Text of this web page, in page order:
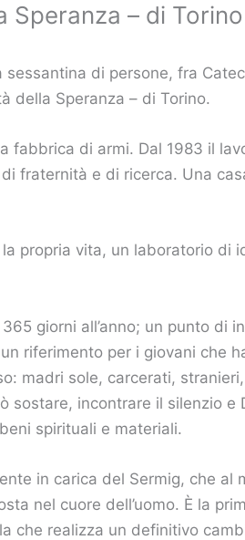
Speranza – di Torino
di persone, fra
della Speranza – di Torino.
fabbrica di armi. Dal 1983 il
fraternità e di ricerca. Una
propria vita, un laboratorio di
giorni all’anno; un punto di
riferimento per i giovani che
madri sole, carcerati,
sostare, incontrare il silenzio
spirituali e materiali.
in carica del Sermig, che
nel cuore dell’uomo. È la
che realizza un definitivo